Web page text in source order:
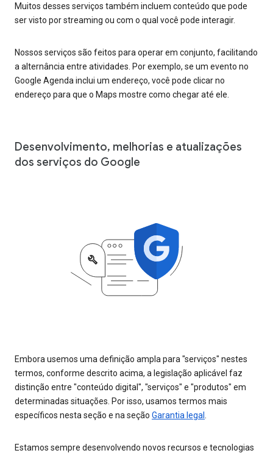
Muitos desses serviços também incluem conteúdo que pode
ser visto por streaming ou com o qual você pode interagir.
Nossos serviços são feitos para operar em conjunto, facilitando
a alternância entre atividades. Por exemplo, se um evento no
Google Agenda inclui um endereço, você pode clicar no
endereço para que o Maps mostre como chegar até ele.
Desenvolvimento, melhorias e atualizações
dos serviços do Google
Embora usemos uma definição ampla para "serviços" nestes
termos, conforme descrito acima, a legislação aplicável faz
distinção entre "conteúdo digital", "serviços" e "produtos" em
determinadas situações. Por isso, usamos termos mais
específicos nesta seção e na seção Garantia legal
Estamos sempre desenvolvendo novos recursos e tecnologias